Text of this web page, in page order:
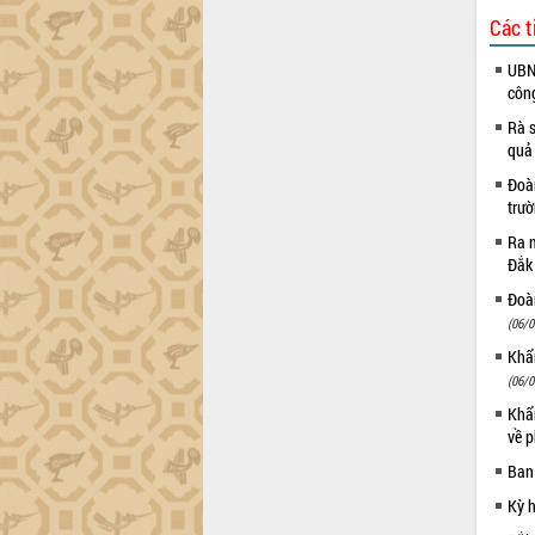
Các
Rà
Ra
Đắk
(06/
(06/
về
Kỳ